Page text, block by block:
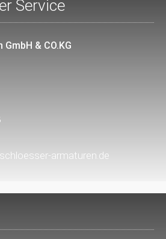
Service
& CO.KG
armaturen.de